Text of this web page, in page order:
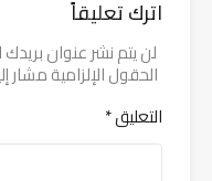
اترك تعليقاً
لن يتم نشر عنوان بريدك
الحقول الإلزامية مشار
التعليق*